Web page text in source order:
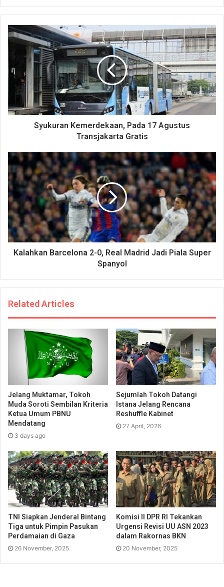
Syukuran Kemerdekaan, Pada 17 Agustus
Transjakarta Gratis
Kalahkan Barcelona 2-0, Real Madrid Jadi Piala Super
Spanyol
Related Articles
Jelang Muktamar, Tokoh
Muda Soroti Sembilan Kriteria
Ketua Umum PBNU
Mendatang
3 days ago
Sejumlah Tokoh Datangi
Istana Jelang Rencana
Reshuffle Kabinet
27 April, 2026
TNI Siapkan Jenderal Bintang
Tiga untuk Pimpin Pasukan
Perdamaian di Gaza
26 November, 2025
Komisi II DPR RI Tekankan
Urgensi Revisi UU ASN 2023
dalam Rakornas BKN
20 November, 2025